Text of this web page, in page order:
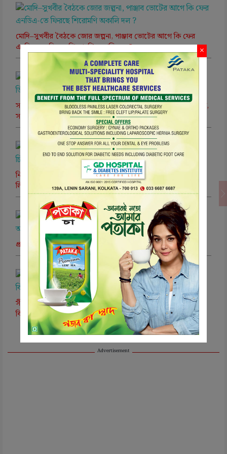
মোদি–সুখবীর বৈঠকে জোর জল্পনা, পাঞ্জাব ভোটের আগে কি ফের
এনডিএ-তে ফিরছে শিরোমণি অকালি দল ?
সংখ্যার রাজনীতিতে ‘ডিলিমিটেশন’ মোড়: অবস্থান স্পষ্ট করল ডিএমকে,
সব দলের সাংসদদের বৈঠকে মুখ্যমন্ত্রী বিজয়
নিট প্রশ্নফাঁস কাণ্ডে সিবিআইয়ের চার্জশিটে চাঞ্চল্যকর তথ্য, চিরকুটে
লিখে পড়ুয়াদের কাছে পৌঁছত প্রশ্নের উত্তর
প্রশ্নফাঁস, অবসরপ্রাপ্ত আইএএস আধিকারিকের জামিন খারিজ আদালতে
সীমান্ত সুরক্ষায় ১.৪৪ বর্গমাইল জমি দান ! মায়ানমারের সঙ্গে ভূমি-
বিনিময়ের ভাবনা কেন্দ্র সরকারের ?
Advertisement
×